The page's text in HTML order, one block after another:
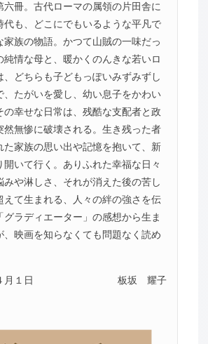
六冊。古代ローマの属領の片田舎に
代も、どこにでもいるような平凡で
家族の物語。かつて山賊の一味だっ
純情な母と、暖かくのんきな若いロ
、どちらも子どもっぽいみずみずし
、たがいを愛し、幼い息子をかわい
の幸せな日常は、残酷な支配者と政
然無惨に破壊される。生き残った者
た家族の思い出や記憶を抱いて、新
開いて行く。ありふれた幸福な日々
みや淋しさ、それが消えた後の苦し
えて生まれる、人々の絆の強さを伝
グラディエーター」の感想から生ま
、映画を知らなくても問題なく読め
月１日 板坂 耀子